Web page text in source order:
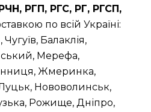
РГП, РГС, РГ, РГСП,
по всій Україні:
Балаклія,
Мерефа,
Жмеринка,
Нововолинськ,
Рожище, Дніпро,